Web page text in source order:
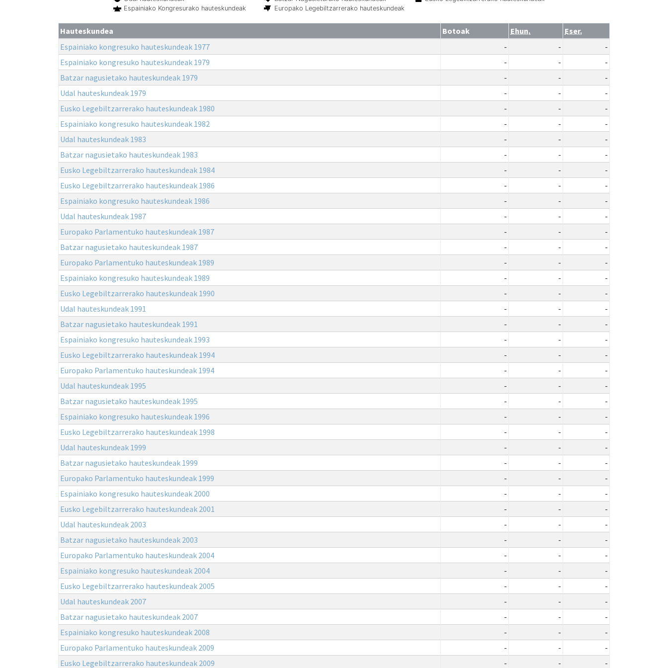
Espainiako Kongresurako hauteskundeak
Europako Legebiltzarrerako hauteskundeak
Hauteskundea Botoak Ehun.
Eser.
Espainiako kongresuko hauteskundeak 1977
- -
-
Espainiako kongresuko hauteskundeak 1979
- -
-
Batzar nagusietako hauteskundeak 1979
- -
-
Udal hauteskundeak 1979
- -
-
Eusko Legebiltzarrerako hauteskundeak 1980
- -
-
Espainiako kongresuko hauteskundeak 1982
- -
-
Udal hauteskundeak 1983
- -
-
Batzar nagusietako hauteskundeak 1983
- -
-
Eusko Legebiltzarrerako hauteskundeak 1984
- -
-
Eusko Legebiltzarrerako hauteskundeak 1986
- -
-
Espainiako kongresuko hauteskundeak 1986
- -
-
Udal hauteskundeak 1987
- -
-
Europako Parlamentuko hauteskundeak 1987
- -
-
Batzar nagusietako hauteskundeak 1987
- -
-
Europako Parlamentuko hauteskundeak 1989
- -
-
Espainiako kongresuko hauteskundeak 1989
- -
-
Eusko Legebiltzarrerako hauteskundeak 1990
- -
-
Udal hauteskundeak 1991
- -
-
Batzar nagusietako hauteskundeak 1991
- -
-
Espainiako kongresuko hauteskundeak 1993
- -
-
Eusko Legebiltzarrerako hauteskundeak 1994
- -
-
Europako Parlamentuko hauteskundeak 1994
- -
-
Udal hauteskundeak 1995
- -
-
Batzar nagusietako hauteskundeak 1995
- -
-
Espainiako kongresuko hauteskundeak 1996
- -
-
Eusko Legebiltzarrerako hauteskundeak 1998
- -
-
Udal hauteskundeak 1999
- -
-
Batzar nagusietako hauteskundeak 1999
- -
-
Europako Parlamentuko hauteskundeak 1999
- -
-
Espainiako kongresuko hauteskundeak 2000
- -
-
Eusko Legebiltzarrerako hauteskundeak 2001
- -
-
Udal hauteskundeak 2003
- -
-
Batzar nagusietako hauteskundeak 2003
- -
-
Europako Parlamentuko hauteskundeak 2004
- -
-
Espainiako kongresuko hauteskundeak 2004
- -
-
Eusko Legebiltzarrerako hauteskundeak 2005
- -
-
Udal hauteskundeak 2007
- -
-
Batzar nagusietako hauteskundeak 2007
- -
-
Espainiako kongresuko hauteskundeak 2008
- -
-
Europako Parlamentuko hauteskundeak 2009
- -
-
Eusko Legebiltzarrerako hauteskundeak 2009
- - -